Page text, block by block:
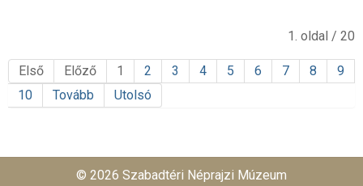
1. oldal / 20
Első Előző 1 2 3 4 5 6 7 8
9
10
Tovább Utolsó
© 2026 Szabadtéri Néprajzi Múzeum